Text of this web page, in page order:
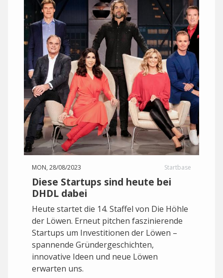
MON, 28/08/2023 Startbase
Diese Startups sind heute bei
DHDL dabei
Heute startet die 14. Staffel von Die Höhle
der Löwen. Erneut pitchen faszinierende
Startups um Investitionen der Löwen –
spannende Gründergeschichten,
innovative Ideen und neue Löwen
erwarten uns.